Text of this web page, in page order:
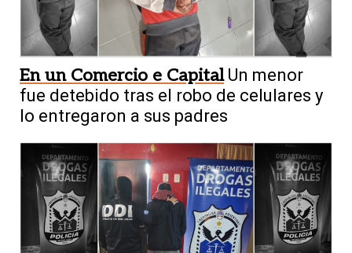
En un Comercio e Capital Un menor
fue detebido tras el robo de celulares y
lo entregaron a sus padres